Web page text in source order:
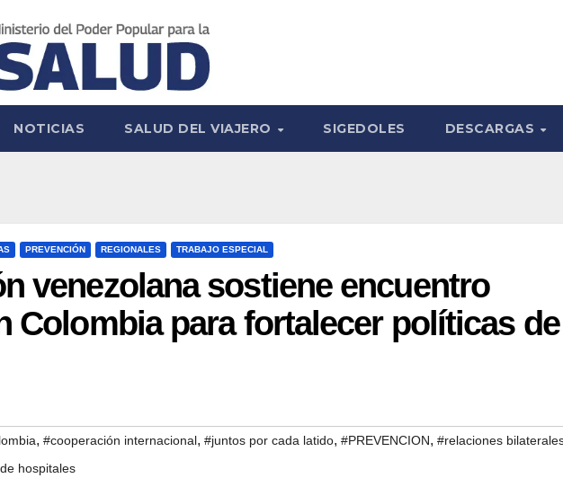
NOTICIAS SALUD DEL VIAJERO SIGEDOLES DESCARGAS
PREVENCIÓN REGIONALES TRABAJO ESPECIAL
venezolana sostiene encuentro
Colombia para fortalecer políticas de
, #cooperación internacional, #juntos por cada latido, #PREVENCION, #relaciones
hospitales